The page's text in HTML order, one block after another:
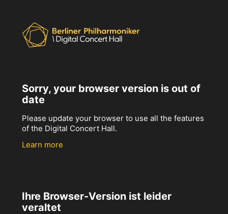
Sorry, your browser version is out of
date
Please update your browser to use all the features
of the Digital Concert Hall.
Learn more
Ihre Browser-Version ist leider
veraltet